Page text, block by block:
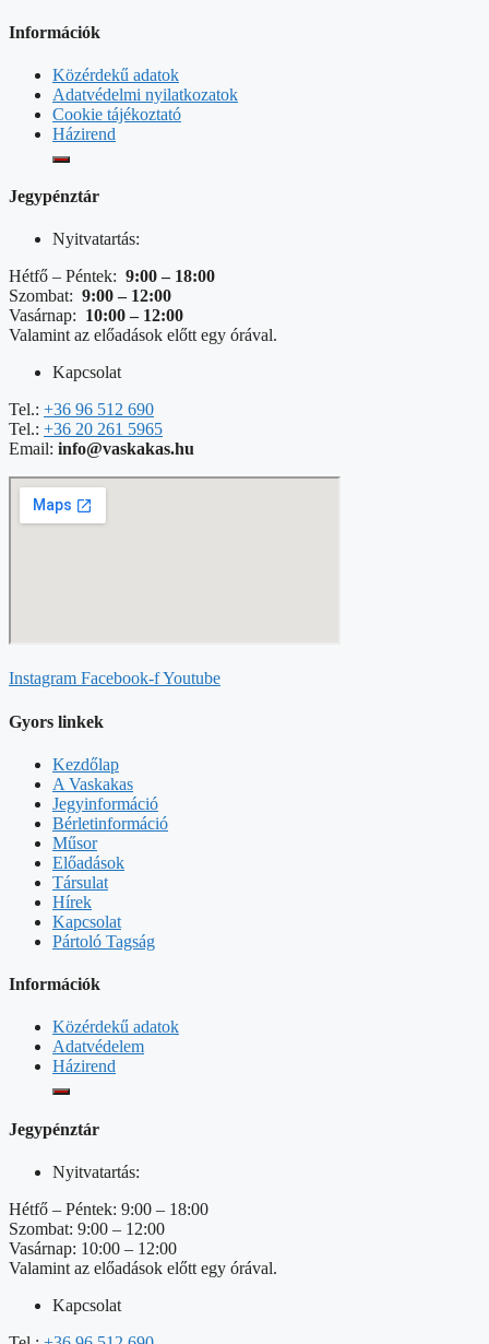
Információk
Közérdekű adatok
Adatvédelmi nyilatkozatok
Cookie tájékoztató
Házirend
Jegypénztár
Nyitvatartás:
Hétfő – Péntek: 9:00 – 18:00
Szombat: 9:00 – 12:00
Vasárnap: 10:00 – 12:00
Valamint az előadások előtt egy órával.
Kapcsolat
Tel.: +36 96 512 690
Tel.: +36 20 261 5965
Email: info@vaskakas.hu
Instagram Facebook-fYoutube
Gyors linkek
Kezdőlap
A Vaskakas
Jegyinformáció
Bérletinformáció
Műsor
Előadások
Társulat
Hírek
Kapcsolat
Pártoló Tagság
Információk
Közérdekű adatok
Adatvédelem
Házirend
Jegypénztár
Nyitvatartás:
Hétfő – Péntek: 9:00 – 18:00
Szombat: 9:00 – 12:00
Vasárnap: 10:00 – 12:00
Valamint az előadások előtt egy órával.
Kapcsolat